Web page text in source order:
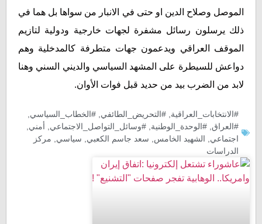
الموصل وصلاح الدين او حتى في الانبار من سواها بل هما في
ذلك يرسلون رسائل مشفرة لجهات خارجية ودولية لتازيم
الموقف العراقي ويدعمون جهات متطرفة كالمدخلية وهم
دواعش للسيطرة على المشهد السياسي والديني السني وهنا
لابد من الضرب بيد من حديد قبل فوات الأوان.
#الانتخابات_العراقية #التحريض_الطائفي #الخطاب_السياسي
#العراق #الوحدة_الوطنية #وسائل_التواصل_الاجتماعي أمني
اجتماعي
الشهيد الخامس سعد جاسم الكعبي سیاسي
مركز
الدراسات